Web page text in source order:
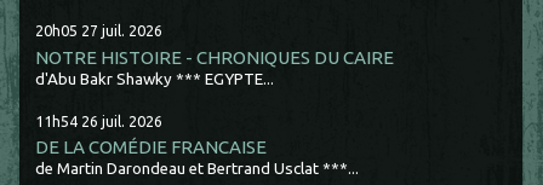
20h05 27 juil. 2026
NOTRE HISTOIRE - CHRONIQUES DU CAIRE
d'Abu Bakr Shawky *** EGYPTE...
11h54 26 juil. 2026
DE LA COMÉDIE FRANCAISE
de Martin Darondeau et Bertrand Usclat ***...